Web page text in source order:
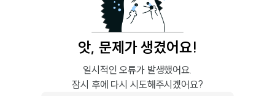
앗, 문제가 생겼어요!
일시적인 오류가 발생했어요.
잠시 후에 다시 시도해주시겠어요?